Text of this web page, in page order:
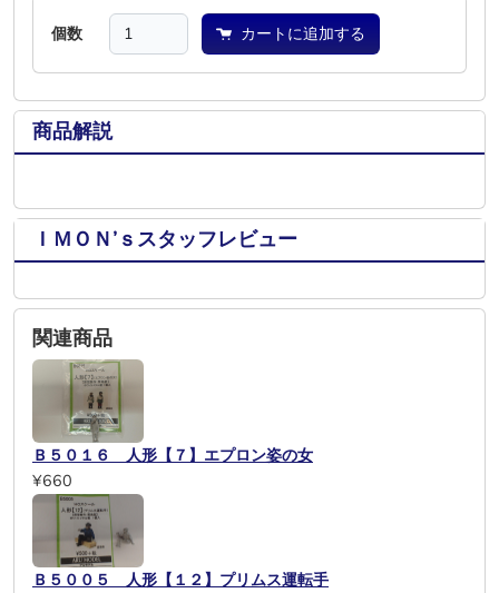
個数 カートに追加する
商品解説
ＩＭＯＮ’ｓスタッフレビュー
関連商品
Ｂ５０１６ 人形【７】エプロン姿の女
¥660
Ｂ５００５ 人形【１２】プリムス運転手